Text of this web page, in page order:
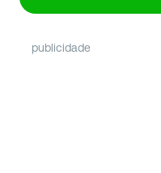
publicidade